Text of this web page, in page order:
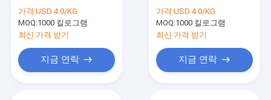
가격:USD 4.0/KG
MOQ:1000 킬로그램
최신 가격 받기
지금 연락
가격:USD 4.0/KG
MOQ:1000 킬로그램
최신 가격 받기
지금 연락